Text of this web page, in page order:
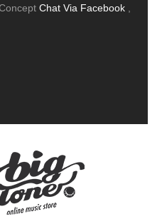
Chat Via Facebook